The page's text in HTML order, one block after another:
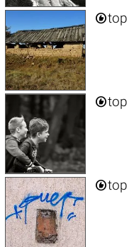
top
top
top